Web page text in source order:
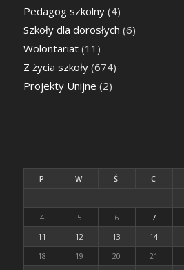
Pedagog szkolny(4)
Szkoły dla dorosłych (6)
Wolontariat(11)
Z życia szkoły(674)
Projekty Unijne (2)
P W Ś C
4
5 6 7
11
12 13 14
18
19 20 21